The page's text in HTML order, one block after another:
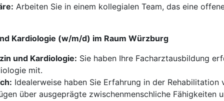
Arbeiten Sie in einem kollegialen Team, das eine
Kardiologie (w/m/d) im Raum Würzburg
und Kardiologie: Sie haben Ihre Facharztausbildung
mit.
Idealerweise haben Sie Erfahrung in der
über ausgeprägte zwischenmenschliche Fähigkeiten